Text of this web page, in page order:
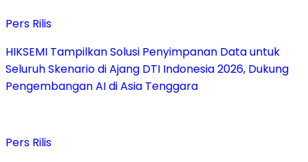
Pers Rilis
HIKSEMI Tampilkan Solusi Penyimpanan Data untuk
Seluruh Skenario di Ajang DTI Indonesia 2026, Dukung
Pengembangan AI di Asia Tenggara
Pers Rilis